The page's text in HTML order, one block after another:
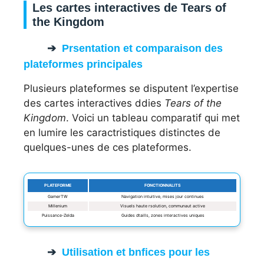
Les cartes interactives de Tears of
the Kingdom
Prsentation et comparaison des
plateformes principales
Plusieurs plateformes se disputent l’expertise
des cartes interactives ddies Tears of the
Kingdom. Voici un tableau comparatif qui met
en lumire les caractristiques distinctes de
quelques-unes de ces plateformes.
PLATEFORME FONCTIONNALITS
GamerTW
Navigation intuitive, mises jour continues
Millenium
Visuels haute rsolution, communaut active
Puissance-Zelda
Guides dtaills, zones interactives uniques
Utilisation et bnfices pour les